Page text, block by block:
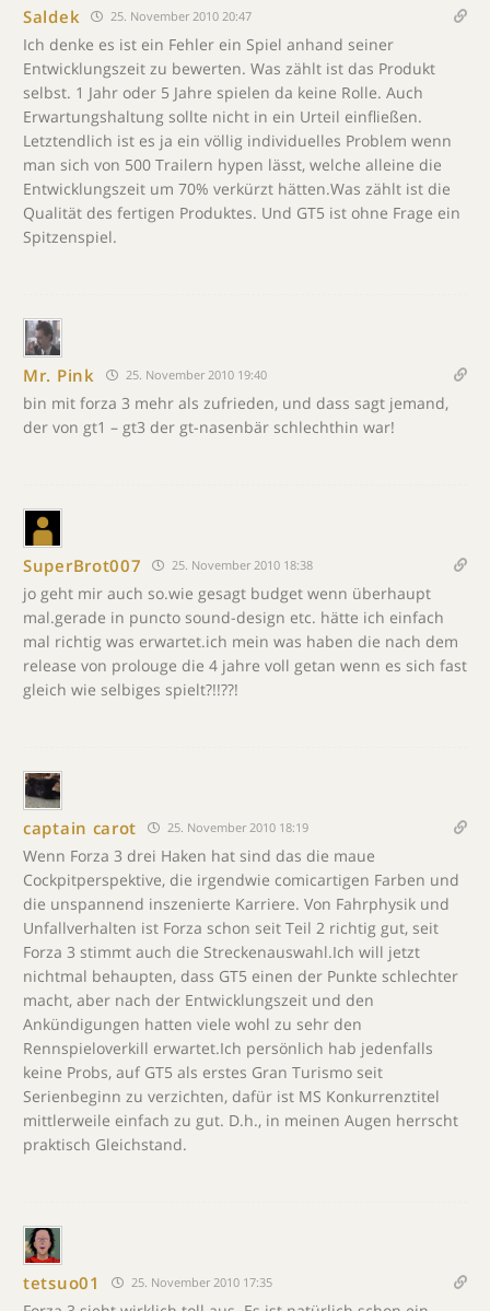
Saldek 25. November 2010 20:47
Ich denke es ist ein Fehler ein Spiel anhand seiner
Entwicklungszeit zu bewerten. Was zählt ist das Produkt
selbst. 1 Jahr oder 5 Jahre spielen da keine Rolle. Auch
Erwartungshaltung sollte nicht in ein Urteil einfließen.
Letztendlich ist es ja ein völlig individuelles Problem wenn
man sich von 500 Trailern hypen lässt, welche alleine die
Entwicklungszeit um 70% verkürzt hätten.Was zählt ist die
Qualität des fertigen Produktes. Und GT5 ist ohne Frage ein
Spitzenspiel.
Mr. Pink 25. November 2010 19:40
bin mit forza 3 mehr als zufrieden, und dass sagt jemand,
der von gt1 – gt3 der gt-nasenbär schlechthin war!
SuperBrot007 25. November 2010 18:38
jo geht mir auch so.wie gesagt budget wenn überhaupt
mal.gerade in puncto sound-design etc. hätte ich einfach
mal richtig was erwartet.ich mein was haben die nach dem
release von prolouge die 4 jahre voll getan wenn es sich fast
gleich wie selbiges spielt?!!??!
captain carot 25. November 2010 18:19
Wenn Forza 3 drei Haken hat sind das die maue
Cockpitperspektive, die irgendwie comicartigen Farben und
die unspannend inszenierte Karriere. Von Fahrphysik und
Unfallverhalten ist Forza schon seit Teil 2 richtig gut, seit
Forza 3 stimmt auch die Streckenauswahl.Ich will jetzt
nichtmal behaupten, dass GT5 einen der Punkte schlechter
macht, aber nach der Entwicklungszeit und den
Ankündigungen hatten viele wohl zu sehr den
Rennspieloverkill erwartet.Ich persönlich hab jedenfalls
keine Probs, auf GT5 als erstes Gran Turismo seit
Serienbeginn zu verzichten, dafür ist MS Konkurrenztitel
mittlerweile einfach zu gut. D.h., in meinen Augen herrscht
praktisch Gleichstand.
tetsuo01 25. November 2010 17:35